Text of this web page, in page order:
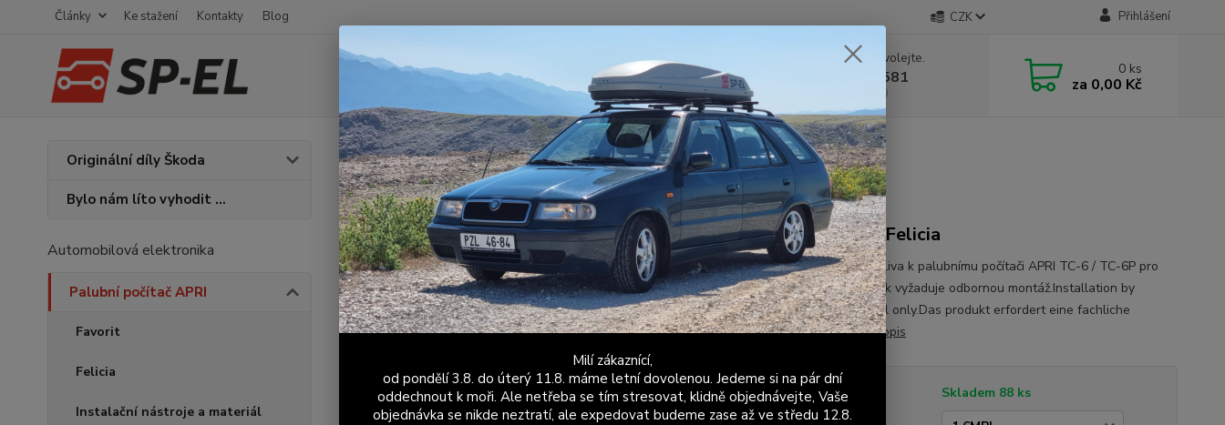
Články Ke stažení Kontakty Blog CZK Přihlášení
Hledat
Nevíte si rady? Zavolejte.
+420 603 411 581
Po - Pá 9:00 - 17:00
0 ks
za 0,00 Kč
Originální díly Škoda
Bylo nám líto vyhodit ...
Automobilová elektronika
Palubní počítač APRI
Favorit
Felicia
Instalační nástroje a materiál
Úvod Palubní počítač APRI Snímač průtoku paliva Felicia
Snímač průtoku paliva Felicia
Flow reader Felicia
Snímač průtoku paliva k palubnímu počítači APRI TC-6 / TC-6P pro
vozy FeliciaVýrobek vyžaduje odbornou montáž.Installation by
qualified personnel only.Das produkt erfordert eine fachliche
installation.celý popis
Dostupnost
Skladem 88 ks
Milí zákaznící,
od pondělí 3.8. do úterý 11.8. máme letní dovolenou. Jedeme si na pár dní
oddechnout k moři. Ale netřeba se tím stresovat, klidně objednávejte, Vaše
objednávka se nikde neztratí, ale expedovat budeme zase až ve středu 12.8.